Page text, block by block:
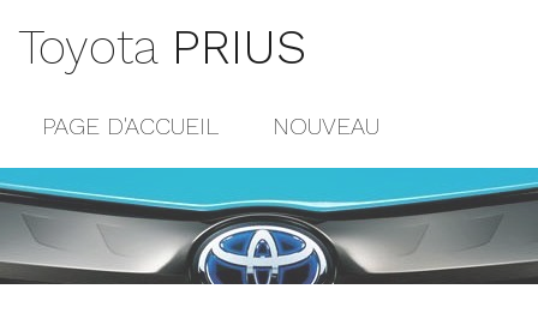
Toyota PRIUS
PAGE D'ACCUEIL NOUVEAU
POPULAIRE
CONTACTS